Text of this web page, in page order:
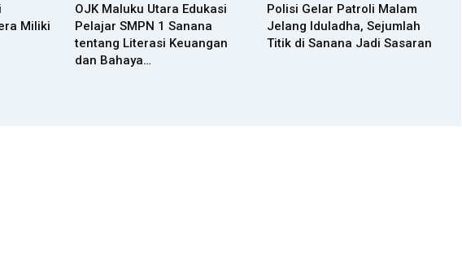
Miliki
OJK Maluku Utara Edukasi
Pelajar SMPN 1 Sanana
tentang Literasi Keuangan
dan Bahaya…
Polisi Gelar Patroli Malam
Jelang Iduladha, Sejumlah
Titik di Sanana Jadi Sasaran